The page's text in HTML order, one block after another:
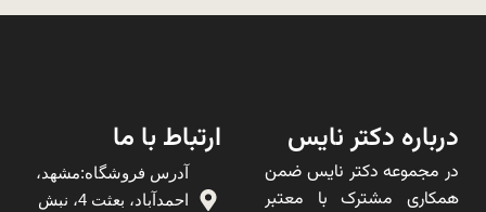
درباره دکتر نایس
در مجموعه دکتر نایس ضمن
همکاری مشترک با معتبر
ارتباط با ما
آدرس فروشگاه:مشهد،
احمدآباد، بعثت 4، نبش